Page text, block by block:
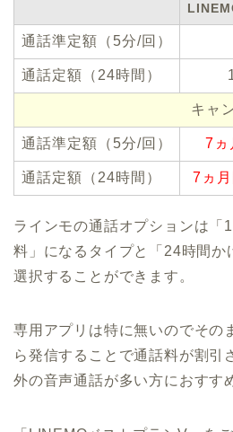
通話準定額（5分/回）
通話定額（24時間）
キャ
通話準定額（5分/回） 7
通話定額（24時間） 7ヵ
ラインモの通話オプションは「
料」になるタイプと「24時間か
選択することができます。
専用アプリは特に無いのでその
ら発信することで通話料が割引
外の音声通話が多い方におすす